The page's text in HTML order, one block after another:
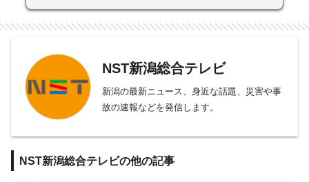
NST新潟総合テレビ
新潟の最新ニュース、身近な話題、災害や事
故の速報などを発信します。
NST新潟総合テレビの他の記事